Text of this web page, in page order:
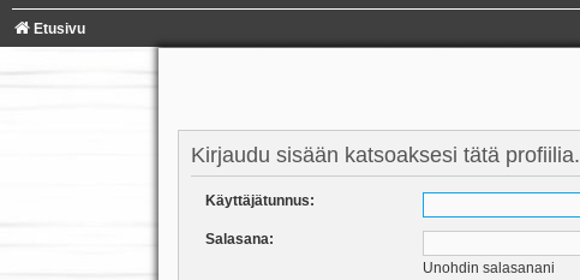
Etusivu
Kirjaudu sisään katsoaksesi tätä profiilia.
Käyttäjätunnus:
Salasana:
Unohdin salasanani